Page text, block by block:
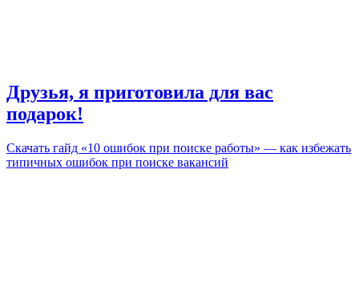
Друзья, я приготовила для вас
подарок!
Скачать гайд «10 ошибок при поиске работы» — как избежать
типичных ошибок при поиске вакансий